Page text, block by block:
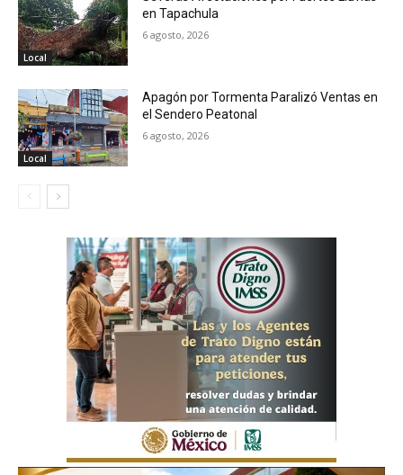
Local
en Tapachula
6 agosto, 2026
Local
Apagón por Tormenta Paralizó Ventas en
el Sendero Peatonal
6 agosto, 2026